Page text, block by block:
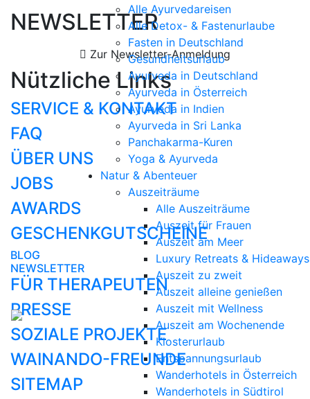
Alle Ayurvedareisen
Alle Detox- & Fastenurlaube
Fasten in Deutschland
Gesundheitsurlaub
Ayurveda in Deutschland
Ayurveda in Österreich
Ayurveda in Indien
Ayurveda in Sri Lanka
Panchakarma-Kuren
Yoga & Ayurveda
Natur & Abenteuer
Auszeiträume
Alle Auszeiträume
Auszeit für Frauen
Auszeit am Meer
Luxury Retreats & Hideaways
Auszeit zu zweit
Auszeit alleine genießen
Auszeit mit Wellness
Auszeit am Wochenende
Klosterurlaub
Entspannungsurlaub
Wanderhotels in Österreich
Wanderhotels in Südtirol
NEWSLETTER
Zur Newsletter-Anmeldung
Nützliche Links
SERVICE & KONTAKT
FAQ
ÜBER UNS
JOBS
AWARDS
GESCHENKGUTSCHEINE
BLOG
NEWSLETTER
FÜR THERAPEUTEN
PRESSE
SOZIALE PROJEKTE
WAINANDO-FREUNDE
SITEMAP